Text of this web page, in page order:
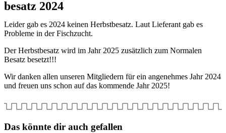
besatz 2024
Leider gab es 2024 keinen Herbstbesatz. Laut Lieferant gab es
Probleme in der Fischzucht.
Der Herbstbesatz wird im Jahr 2025 zusätzlich zum Normalen
Besatz besetzt!!!
Wir danken allen unseren Mitgliedern für ein angenehmes Jahr 2024
und freuen uns schon auf das kommende Jahr 2025!
Das könnte dir auch gefallen